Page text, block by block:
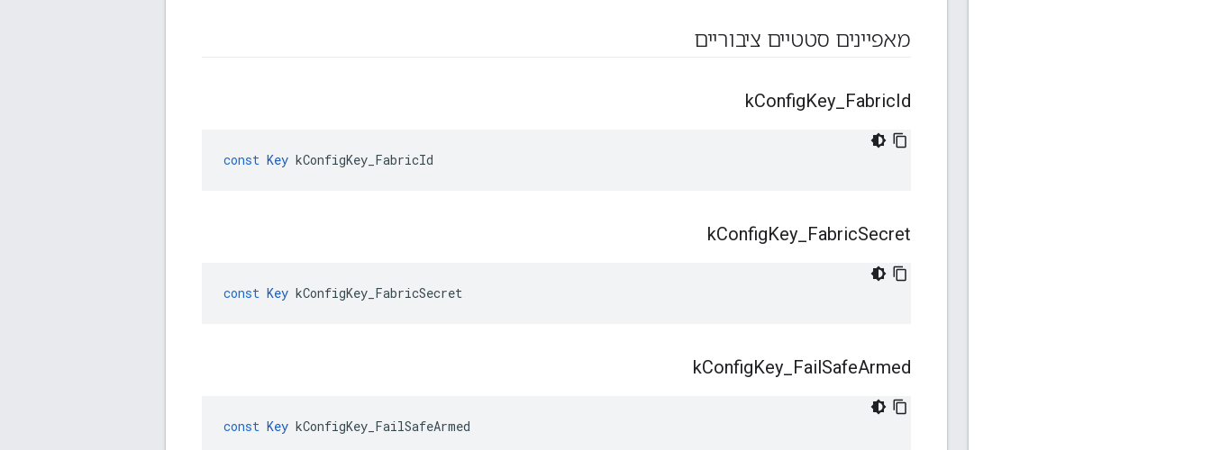
מאפיינים סטטיים ציבוריים
kConfigKey FabricId
const Key kConfigKey_FabricId
kConfigKey FabricSecret
const Key kConfigKey_FabricSecret
kConfigKey FailSafeArmed
const Key kConfigKey_FailSafeArmed